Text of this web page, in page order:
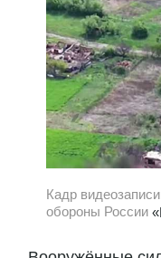
Кадр
обороны России